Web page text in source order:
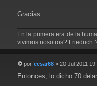
Gracias.
En la primera era de la
vivimos nosotros? Friedrich
e
por cesar68 » 20 Jul 2011
Entonces, lo dicho 70